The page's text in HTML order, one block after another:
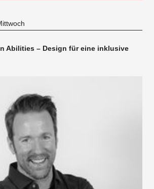
Abilities – Design für eine inklusive